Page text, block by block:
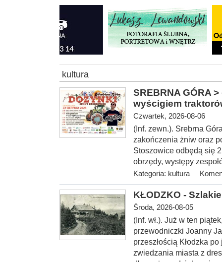
kultura
SREBRNA GÓRA
wyścigiem
Czwartek, 2026-08-06
(Inf. zewn.). Srebrna
zakończenia żniw oraz
Stoszowice odbędą się
obrzędy, występy
Kategoria: kultura
KŁODZKO -
Środa, 2026-08-05
(Inf. wł.). Już w ten
przewodniczki Joanny
przeszłością Kłodzka
zwiedzania miasta z